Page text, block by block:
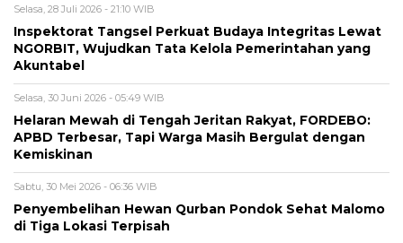
Selasa, 28 Juli 2026 - 21:10 WIB
Inspektorat Tangsel Perkuat Budaya Integritas Lewat
NGORBIT, Wujudkan Tata Kelola Pemerintahan yang
Akuntabel
Selasa, 30 Juni 2026 - 05:49 WIB
Helaran Mewah di Tengah Jeritan Rakyat, FORDEBO:
APBD Terbesar, Tapi Warga Masih Bergulat dengan
Kemiskinan
Sabtu, 30 Mei 2026 - 06:36 WIB
Penyembelihan Hewan Qurban Pondok Sehat Malomo
di Tiga Lokasi Terpisah